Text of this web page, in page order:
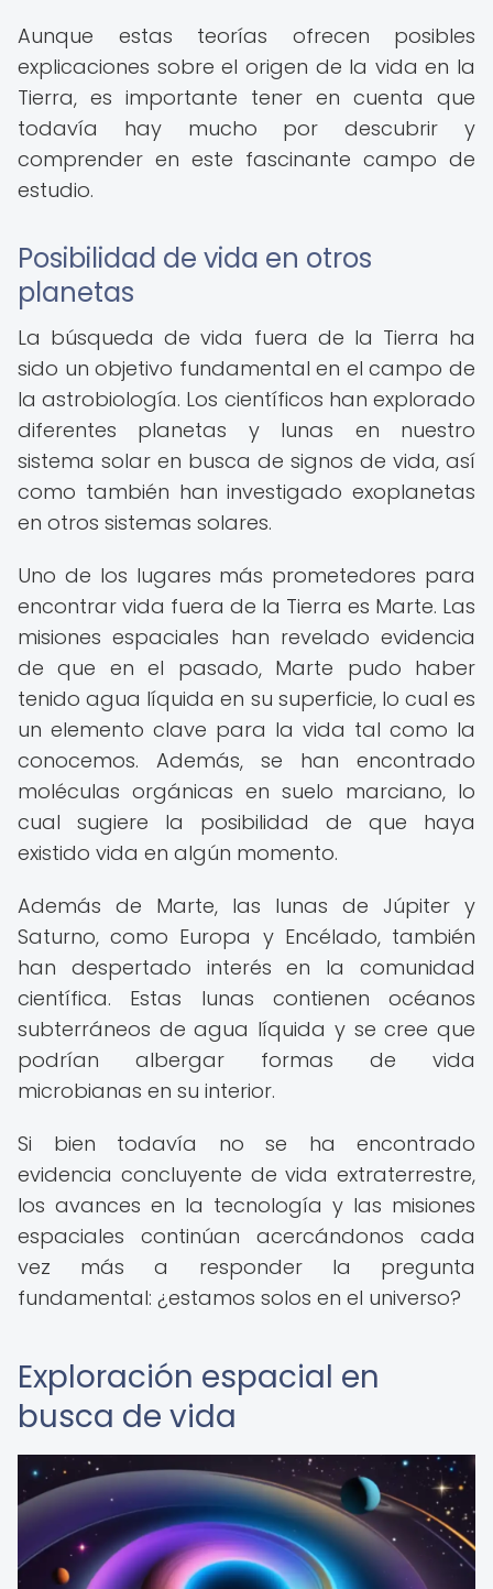
Aunque estas teorías ofrecen posibles
explicaciones sobre el origen de la vida en la
Tierra, es importante tener en cuenta que
todavía hay mucho por descubrir y
comprender en este fascinante campo de
estudio.
Posibilidad de vida en otros
planetas
La búsqueda de vida fuera de la Tierra ha
sido un objetivo fundamental en el campo de
la astrobiología. Los científicos han explorado
diferentes planetas y lunas en nuestro
sistema solar en busca de signos de vida, así
como también han investigado exoplanetas
en otros sistemas solares.
Uno de los lugares más prometedores para
encontrar vida fuera de la Tierra es Marte. Las
misiones espaciales han revelado evidencia
de que en el pasado, Marte pudo haber
tenido agua líquida en su superficie, lo cual es
un elemento clave para la vida tal como la
conocemos. Además, se han encontrado
moléculas orgánicas en suelo marciano, lo
cual sugiere la posibilidad de que haya
existido vida en algún momento.
Además de Marte, las lunas de Júpiter y
Saturno, como Europa y Encélado, también
han despertado interés en la comunidad
científica. Estas lunas contienen océanos
subterráneos de agua líquida y se cree que
podrían albergar formas de vida
microbianas en su interior.
Si bien todavía no se ha encontrado
evidencia concluyente de vida extraterrestre,
los avances en la tecnología y las misiones
espaciales continúan acercándonos cada
vez más a responder la pregunta
fundamental: ¿estamos solos en el universo?
Exploración espacial en
busca de vida